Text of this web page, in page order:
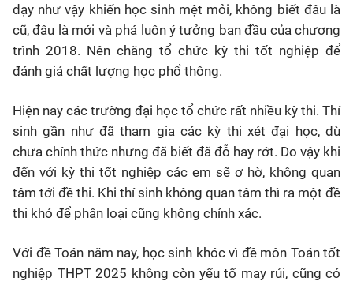
dạy như vậy khiến học sinh mệt mỏi, không biết đâu là
cũ, đâu là mới và phá luôn ý tưởng ban đầu của chương
trình 2018. Nên chăng tổ chức kỳ thi tốt nghiệp để
đánh giá chất lượng học phổ thông.
Hiện nay các trường đại học tổ chức rất nhiều kỳ thi. Thí
sinh gần như đã tham gia các kỳ thi xét đại học, dù
chưa chính thức nhưng đã biết đã đỗ hay rớt. Do vậy khi
đến với kỳ thi tốt nghiệp các em sẽ ơ hờ, không quan
tâm tới đề thi. Khi thí sinh không quan tâm thì ra một đề
thi khó để phân loại cũng không chính xác.
Với đề Toán năm nay, học sinh khóc vì đề môn Toán tốt
nghiệp THPT 2025 không còn yếu tố may rủi, cũng có